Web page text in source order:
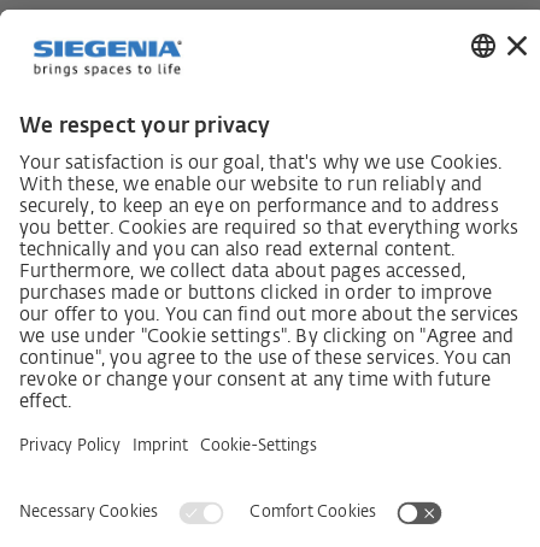
Ley sobre el deber de diligencia en la cadena de
suministro
Código de conducta para proveedores
Ficha informativa LkSG (Ley sobre el deber de
diligencia en la cadena de suministro)
Declaración de principios sobre la estrategia de
derechos humanos
sobre el deber de diligencia en la cadena de suministro